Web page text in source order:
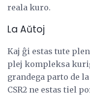
reala kuro.
La Aŭtoj
Kaj ĝi estas tute
plej kompleksa
grandega parto de
CSR2 ne estas tiel